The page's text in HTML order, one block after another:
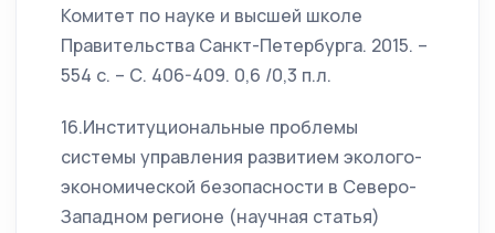
Комитет по науке и высшей школе
Правительства Санкт-Петербурга. 2015. –
554 с. – С. 406-409. 0,6 /0,3 п.л.
16.Институциональные проблемы
системы управления развитием эколого-
экономической безопасности в Северо-
Западном регионе (научная статья)